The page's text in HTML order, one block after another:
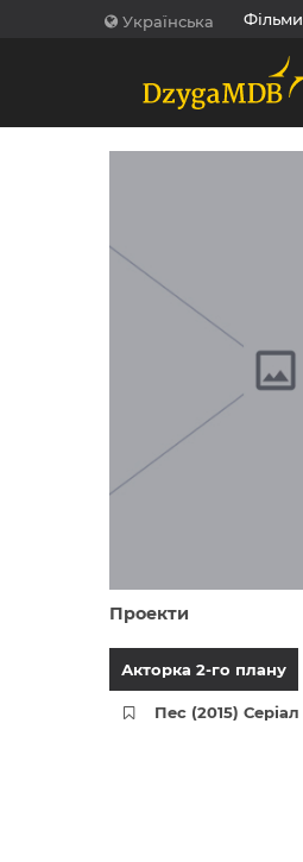
Українська Фільми
Проекти
Акторка 2-го плану
Пес (2015) Серіал